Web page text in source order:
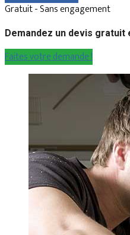
Gratuit - Sans engagement
Demandez un devis gratuit
Faites votre demande !